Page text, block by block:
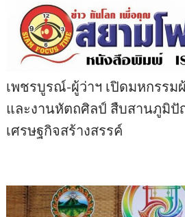
เพชรบูรณ์-ผู้ว่าฯ เปิดมหกรร
และงานหัตถศิลป์ สืบสานภูมิ
เศรษฐกิจสร้างสรรค์